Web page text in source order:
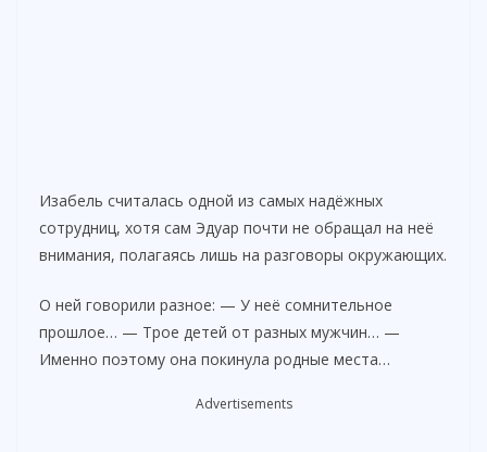
Изабель считалась одной из самых надёжных
сотрудниц, хотя сам Эдуар почти не обращал на неё
внимания, полагаясь лишь на разговоры окружающих.
О ней говорили разное: — У неё сомнительное
прошлое… — Трое детей от разных мужчин… —
Именно поэтому она покинула родные места…
Advertisements